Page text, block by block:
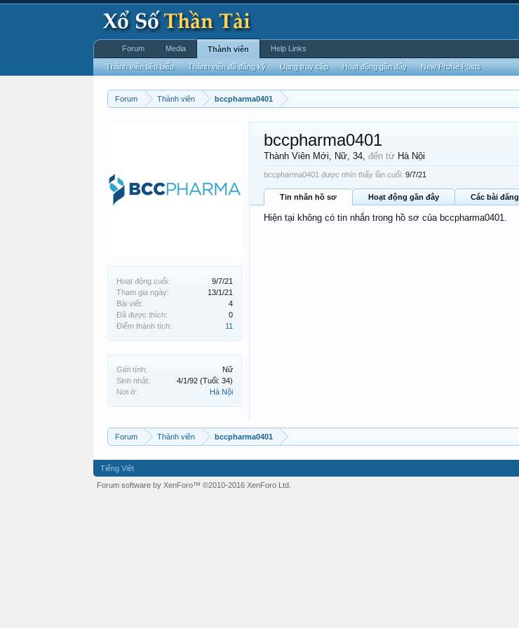
Forum Thành viên bccpharma0401
Hoạt động cuối:
9/7/21
Tham gia ngày:
13/1/21
Bài viết:
4
Đã được thích:
0
Điểm thành tích:
11
Giới tính:
Nữ
Sinh nhật:
4/1/92 (Tuổi: 34)
Nơi ở:
Hà Nội
bccpharma0401
Thành Viên Mới, Nữ, 34, đến từ Hà Nội
bccpharma0401 được nhìn thấy lần cuối: 9/7/21
Tin nhắn hồ sơ Hoạt động gần đây Các bài đăng
Hiện tại không có tin nhắn trong hồ sơ của bccpharma0401.
Forum Thành viên bccpharma0401
Forum Media Thành viên
Thành viên tiêu biểu Thành viên đã đăng ký Đang truy cập Hoạt động gần đây New Profile Posts
Help Links
Tiếng Việt
Forum software by XenForo™ ©2010-2016 XenForo Ltd.